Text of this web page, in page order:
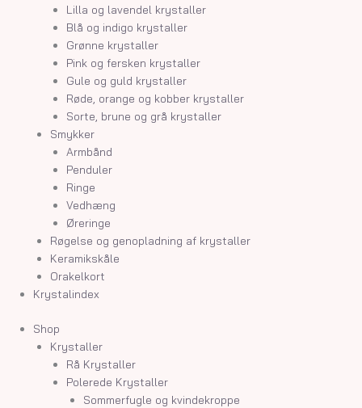
Lilla og lavendel krystaller
Blå og indigo krystaller
Grønne krystaller
Pink og fersken krystaller
Gule og guld krystaller
Røde, orange og kobber krystaller
Sorte, brune og grå krystaller
Smykker
Armbånd
Penduler
Ringe
Vedhæng
Øreringe
Røgelse og genopladning af krystaller
Keramikskåle
Orakelkort
Krystalindex
Shop
Krystaller
Rå Krystaller
Polerede Krystaller
Sommerfugle og kvindekroppe